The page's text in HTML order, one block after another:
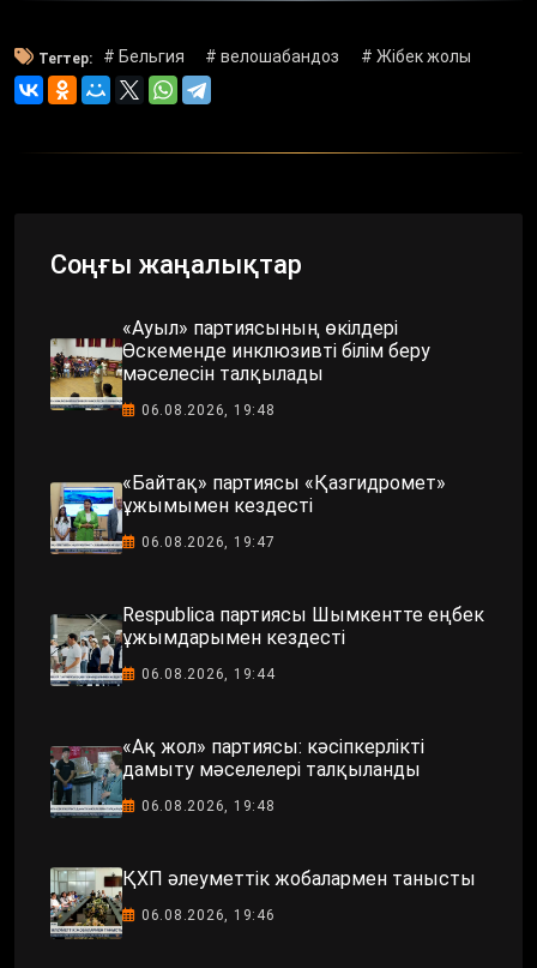
Тегтер: # Бельгия # велошабандоз # Жібек жолы
Соңғы жаңалықтар
«Ауыл» партиясының өкілдері
Өскеменде инклюзивті білім беру
мәселесін талқылады
06.08.2026, 19:48
«Байтақ» партиясы «Қазгидромет»
ұжымымен кездесті
06.08.2026, 19:47
Respublica партиясы Шымкентте еңбек
ұжымдарымен кездесті
06.08.2026, 19:44
«Ақ жол» партиясы: кәсіпкерлікті
дамыту мәселелері талқыланды
06.08.2026, 19:48
ҚХП әлеуметтік жобалармен танысты
06.08.2026, 19:46